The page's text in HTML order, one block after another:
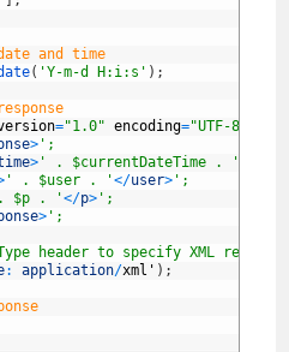
and time
( 'Y-m-d H:i:s' ) ;
="1.0" encoding="UTF-8"
> ';
> ' . $currentDateTime . '
' . $user . '</user> ';
$p . '</p> ';
> ';
header to specify XML
: application/xml ' ) ;